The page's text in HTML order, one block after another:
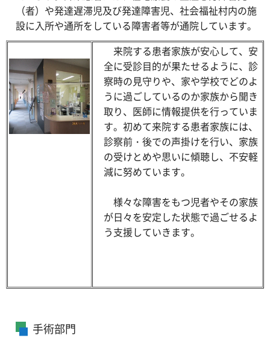
（者）や発達遅滞児及び発達障害児、社会福祉村内の施
設に入所や通所をしている障害者等が通院しています。
来院する患者家族が安心して、安
全に受診目的が果たせるように、診
察時の見守りや、家や学校でどのよ
うに過ごしているのか家族から聞き
取り、医師に情報提供を行っていま
す。初めて来院する患者家族には、
診察前・後での声掛けを行い、家族
の受けとめや思いに傾聴し、不安軽
減に努めています。
様々な障害をもつ児者やその家族
が日々を安定した状態で過ごせるよ
う支援していきます。
手術部門